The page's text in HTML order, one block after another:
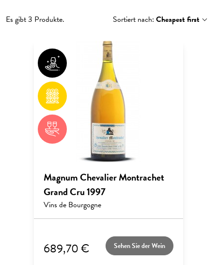
Es gibt 3 Produkte. Sortiert nach: Cheapest first
Magnum Chevalier Montrachet
Grand Cru 1997
Vins de Bourgogne
689,70 € Sehen Sie der Wein